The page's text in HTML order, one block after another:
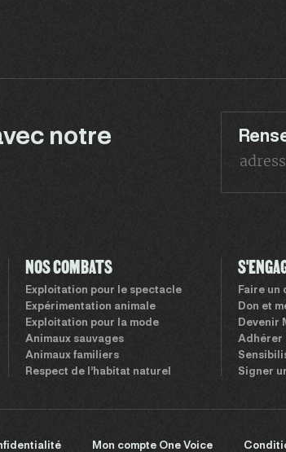
notre
NOS COMBATS
Exploitation pour le spectacle
Expérimentation animale
Exploitation pour la mode
Animaux sauvages
Animaux familiers
Respect de l’habitat naturel
Faire un
Don et
Devenir
Adhérer
Signer
Mon compte One Voice